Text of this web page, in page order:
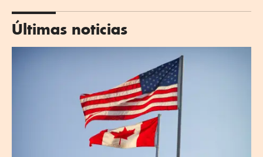
Últimas noticias